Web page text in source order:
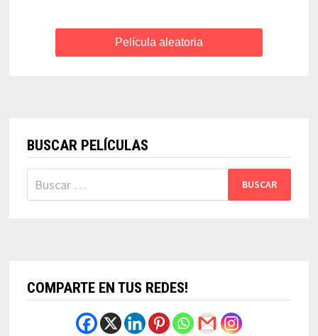
Película aleatoria
BUSCAR PELÍCULAS
Buscar:
COMPARTE EN TUS REDES!